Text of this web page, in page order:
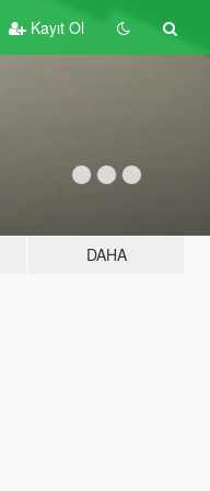
Kayıt Ol
DAHA